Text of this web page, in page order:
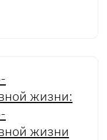
жизни:
жизни